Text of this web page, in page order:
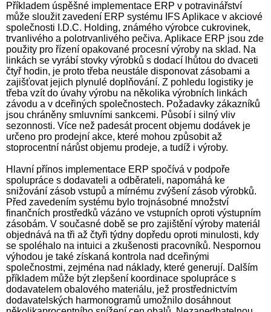
Příkladem úspěšné implementace ERP v potravinářství
může sloužit zavedení ERP systému IFS Aplikace v akciové
společnosti I.D.C. Holding, známého výrobce cukrovinek,
trvanlivého a polotrvanlivého pečiva. Aplikace ERP jsou zde
použity pro řízení opakované procesní výroby na sklad. Na
linkách se vyrábí stovky výrobků s dodací lhůtou do dvaceti
čtyř hodin, je proto třeba neustále disponovat zásobami a
zajišťovat jejich plynulé doplňování. Z pohledu logistiky je
třeba vzít do úvahy výrobu na několika výrobních linkách
závodu a v dceřiných společnostech. Požadavky zákazníků
jsou chráněny smluvními sankcemi. Působí i silný vliv
sezonnosti. Více než padesát procent objemu dodávek je
určeno pro prodejní akce, které mohou způsobit až
stoprocentní nárůst objemu prodeje, a tudíž i výroby.
Hlavní přínos implementace ERP spočívá v podpoře
spolupráce s dodavateli a odběrateli, napomáhá ke
snižování zásob vstupů a mírnému zvýšení zásob výrobků.
Před zavedením systému bylo trojnásobné množství
finančních prostředků vázáno ve vstupních oproti výstupním
zásobám. V současné době se pro zajištění výroby materiál
objednává na tři až čtyři týdny dopředu oproti minulosti, kdy
se spoléhalo na intuici a zkušenosti pracovníků. Nespornou
výhodou je také získaná kontrola nad dceřinými
společnostmi, zejména nad náklady, které generují. Dalším
příkladem může být zlepšení koordinace spolupráce s
dodavatelem obalového materiálu, jež prostřednictvím
dodavatelských harmonogramů umožnilo dosáhnout